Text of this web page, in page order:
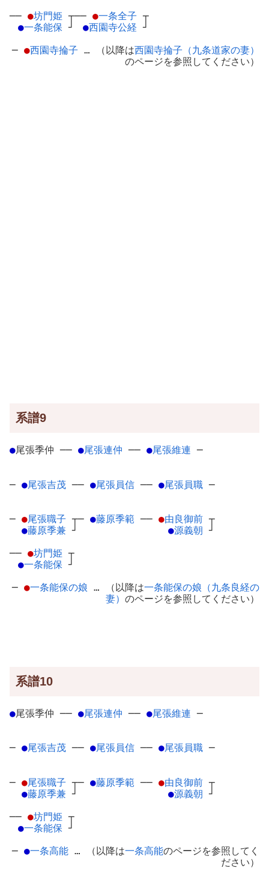
── ●坊門姫 ┬
●一条能保 ┘
── ●一条全子 ┬
●西園寺公経 ┘
─ ●西園寺掄子 … （以降は西園寺掄子（九条道家の妻）
のページを参照してください）
系譜9
●尾張季仲 ── ●尾張連仲 ── ●尾張維連 ─
─ ●尾張吉茂 ── ●尾張員信 ── ●尾張員職 ─
─ ●尾張職子 ┬
●藤原季兼 ┘
─ ●藤原季範 ── ●由良御前 ┬
●源義朝 ┘
── ●坊門姫 ┬
●一条能保 ┘
─ ●一条能保の娘 … （以降は一条能保の娘（九条良経の
妻） のページを参照してください）
系譜10
●尾張季仲 ── ●尾張連仲 ── ●尾張維連 ─
─ ●尾張吉茂 ── ●尾張員信 ── ●尾張員職 ─
─ ●尾張職子 ┬
●藤原季兼 ┘
─ ●藤原季範 ── ●由良御前 ┬
●源義朝 ┘
── ●坊門姫 ┬
●一条能保 ┘
─ ●一条高能 … （以降は一条高能のページを参照してく
ださい）